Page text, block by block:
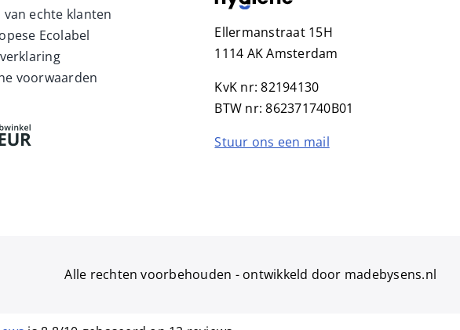
van echte klanten
Ecolabel
voorwaarden
Ellermanstraat 15H
1114 AK Amsterdam
KvK nr: 82194130
BTW nr: 862371740B01
Stuur ons een mail
Alle rechten voorbehouden - ontwikkeld door madebysens.nl